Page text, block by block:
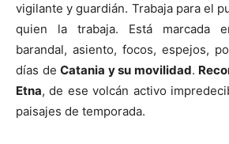
vigilante y guardián. Trabaja para el
quien la trabaja. Está marcada
barandal, asiento, focos, espejos,
días deCatania y su movilidad.
Etna, de ese volcán activo
paisajes de temporada.